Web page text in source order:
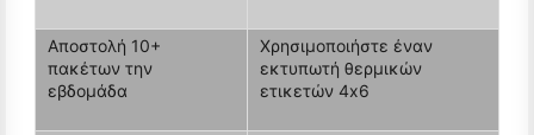
Αποστολή 10+
πακέτων την
εβδομάδα
Χρησιμοποιήστε έναν
εκτυπωτή θερμικών
ετικετών 4x6